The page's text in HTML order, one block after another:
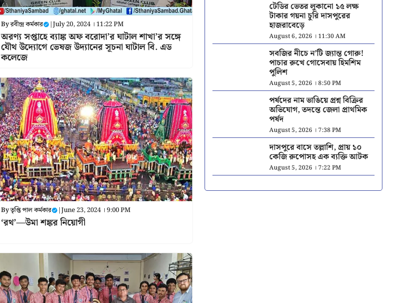
Byরবীন্দ্র কর্মকার |July 20, 2024 । 11:22 PM
অরণ্য সপ্তাহে ব্যাঙ্ক অফ বরোদা’র ঘাটাল শাখা’র সঙ্গে
যৌথ উদ্যোগে ভেষজ উদ্যানের সূচনা ঘাটাল বি. এড
কলেজে
Byতৃপ্তি পাল কর্মকার |June 23, 2024 । 9:00 PM
‘রথ’—উমা শঙ্কর নিয়োগী
টেডির ভেতর লুকানো ১৫ লক্ষ
টাকার গয়না চুরি দাসপুরের
হাজরাবেড়ে
August 6, 2026 । 11:30 AM
সবজির নীচে ন’টি জ্যান্ত গোরু!
পাচার রুখে গোসেবায় হিমশিম
পুলিশ
August 5, 2026 । 8:50 PM
পর্ষদের নাম ভাঙিয়ে প্রশ্ন বিক্রির
অভিযোগ, তদন্তে জেলা প্রাথমিক
পর্ষদ
August 5, 2026 । 7:38 PM
দাসপুরে বাসে তল্লাশি, প্রায় ১০
কেজি রুপোসহ এক ব্যক্তি আটক
August 5, 2026 । 7:22 PM